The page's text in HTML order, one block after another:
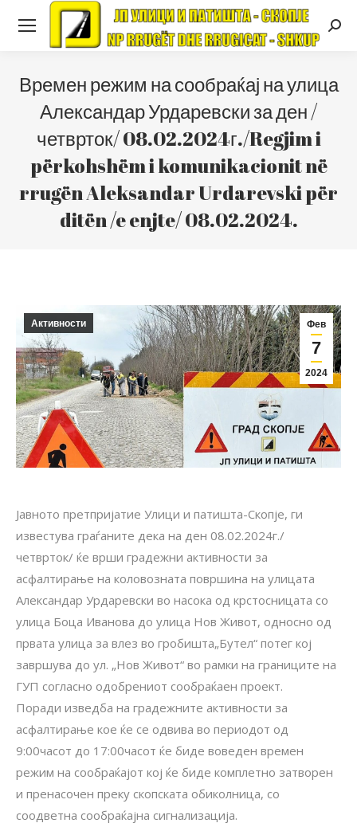
Времен режим на сообраќај на улица
Александар Урдаревски за ден /
четврток/ 08.02.2024г./Regjim i
përkohshëm i komunikacionit në
rrugën Aleksandar Urdarevski për
ditën /e enjte/ 08.02.2024.
Фев
7
2024
Активности
Јавното претпријатие Улици и патишта-Скопје, ги
известува граѓаните дека на ден 08.02.2024г./
четврток/ ќе врши градежни активности за
асфалтирање на коловозната површина на улицата
Александар Урдаревски во насока од крстосницата со
улица Боца Иванова до улица Нов Живот, односно од
првата улица за влез во гробишта„Бутел“ потег кој
завршува до ул. „Нов Живот“ во рамки на границите на
ГУП согласно одобрениот сообраќаен проект.
Поради изведба на градежните активности за
асфалтирање кое ќе се одвива во периодот од
9:00часот до 17:00часот ќе биде воведен времен
режим на сообраќајот кој ќе биде комплетно затворен
и пренасочен преку скопската обиколница, со
соодветна сообраќајна сигнализација.